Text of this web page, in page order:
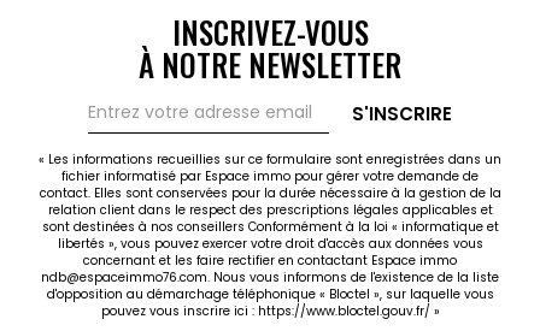
INSCRIVEZ-VOUS
À NOTRE NEWSLETTER
S'INSCRIRE
« Les informations recueillies sur ce formulaire sont enregistrées dans un
fichier informatisé par Espace immo pour gérer votre demande de
contact. Elles sont conservées pour la durée nécessaire à la gestion de la
relation client dans le respect des prescriptions légales applicables et
sont destinées à nos conseillers Conformément à la loi « informatique et
libertés », vous pouvez exercer votre droit d'accès aux données vous
concernant et les faire rectifier en contactant Espace immo
ndb@espaceimmo76.com. Nous vous informons de l'existence de la liste
d'opposition au démarchage téléphonique « Bloctel », sur laquelle vous
pouvez vous inscrire ici : https://www.bloctel.gouv.fr/ »